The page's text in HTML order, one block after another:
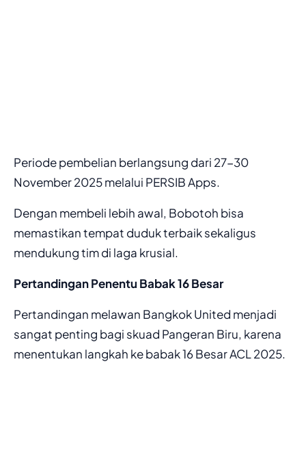
Periode pembelian berlangsung dari 27-30
November 2025 melalui PERSIB Apps.
Dengan membeli lebih awal, Bobotoh bisa
memastikan tempat duduk terbaik sekaligus
mendukung tim di laga krusial.
Pertandingan Penentu Babak 16 Besar
Pertandingan melawan Bangkok United menjadi
sangat penting bagi skuad Pangeran Biru, karena
menentukan langkah ke babak 16 Besar ACL 2025.